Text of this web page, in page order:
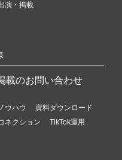
演・掲載
載のお問い合わせ
ウハウ
資料ダウンロード
ネクション
TikTok運用